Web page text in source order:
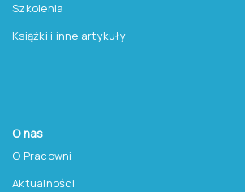
Szkolenia
Książki i inne artykuły
O nas
O Pracowni
Aktualności